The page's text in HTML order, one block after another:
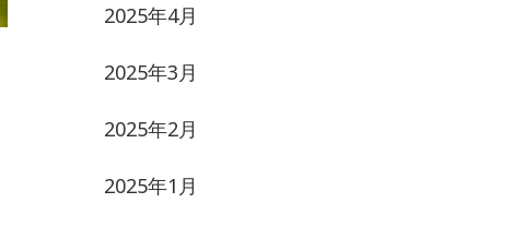
2025年4月
2025年3月
2025年2月
2025年1月